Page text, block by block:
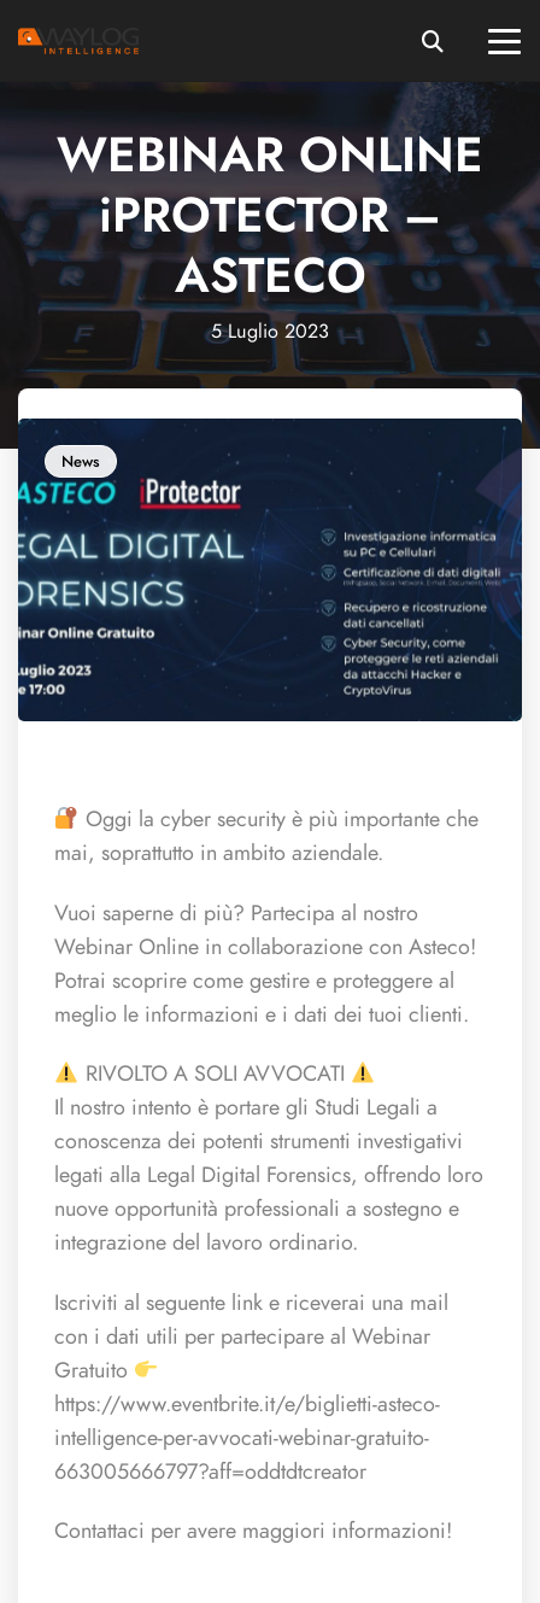
WEBINAR ONLINE
iPROTECTOR –
ASTECO
5 Luglio 2023
News
Oggi la cyber security è più importante che
mai, soprattutto in ambito aziendale.
Vuoi saperne di più? Partecipa al nostro
Webinar Online in collaborazione con Asteco!
Potrai scoprire come gestire e proteggere al
meglio le informazioni e i dati dei tuoi clienti.
RIVOLTO A SOLI AVVOCATI
Il nostro intento è portare gli Studi Legali a
conoscenza dei potenti strumenti investigativi
legati alla Legal Digital Forensics, offrendo loro
nuove opportunità professionali a sostegno e
integrazione del lavoro ordinario.
Iscriviti al seguente link e riceverai una mail
con i dati utili per partecipare al Webinar
Gratuito
https://www.eventbrite.it/e/biglietti-asteco-
intelligence-per-avvocati-webinar-gratuito-
663005666797?aff=oddtdtcreator
Contattaci per avere maggiori informazioni!